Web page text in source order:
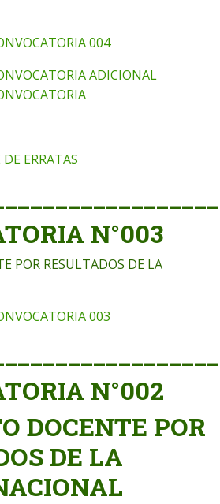
004
ADICIONAL
DE ERRATAS
N°003
POR RESULTADOS DE LA
003
N°002
DOCENTE POR
DE LA